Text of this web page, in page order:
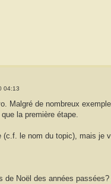
04:13
Malgré de nombreux
la première étape.
(c.f. le nom du topic), mais je
de Noël des années